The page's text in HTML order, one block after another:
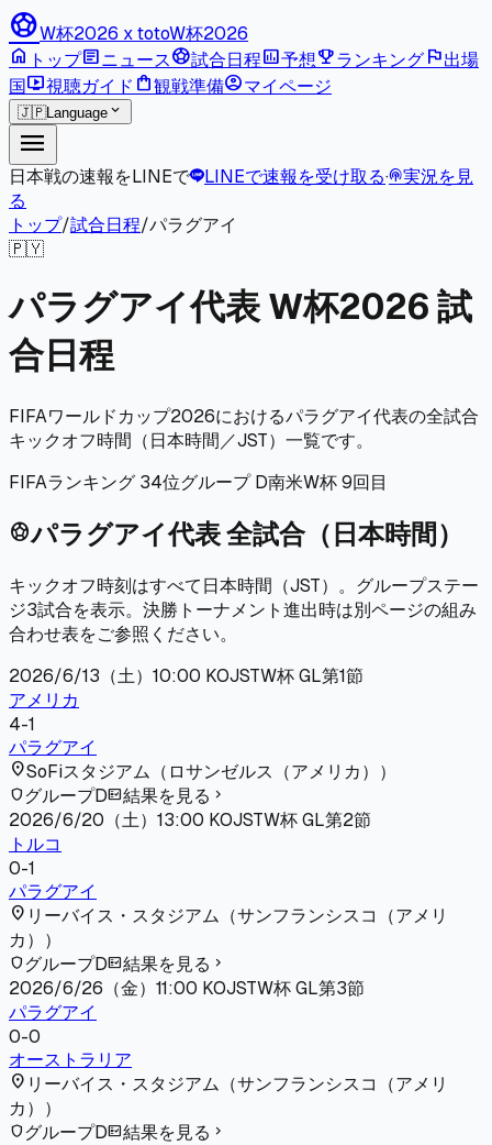
sports_soccerW杯2026 x totoW杯2026
home トップarticleニュースsports_soccer試合日程poll予想emoji_eventsランキングflag出場
国live_tv視聴ガイド shopping_bag観戦準備account_circleマイページ
🇯🇵Language expand_more
menu
日本戦の速報をLINEで LINEで速報を受け取る·podcasts実況を見
る
トップ/試合日程/パラグアイ
🇵🇾
パラグアイ代表 W杯2026 試
合日程
FIFAワールドカップ2026におけるパラグアイ代表の全試合
キックオフ時間（日本時間／JST）一覧です。
FIFAランキング 34位グループ D南米W杯 9回目
sports_soccerパラグアイ代表 全試合（日本時間）
キックオフ時刻はすべて日本時間（JST）。グループステー
ジ3試合を表示。決勝トーナメント進出時は別ページの組み
合わせ表をご参照ください。
2026/6/13（土） 10:00 KOJSTW杯 GL第1節
アメリカ
4-1
パラグアイ
location_onSoFiスタジアム （ ロサンゼルス（アメリカ） ）
shieldグループDfact_check結果を見る chevron_right
2026/6/20（土） 13:00 KOJSTW杯 GL第2節
トルコ
0-1
パラグアイ
location_on リーバイス・スタジアム （サンフランシスコ（アメリ
カ） ）
shieldグループDfact_check結果を見る chevron_right
2026/6/26（金） 11:00 KOJSTW杯 GL第3節
パラグアイ
0-0
オーストラリア
location_on リーバイス・スタジアム （サンフランシスコ（アメリ
カ） ）
shieldグループDfact_check結果を見る chevron_right